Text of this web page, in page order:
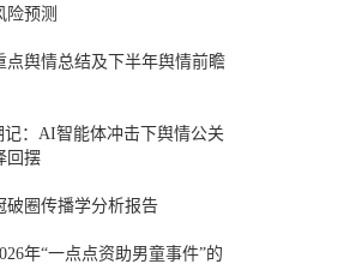
险预测
点舆情总结及下半年舆情前瞻
记：AI智能体冲击下舆情公关
回摆
破圈传播学分析报告
年“一点点资助男童事件”的